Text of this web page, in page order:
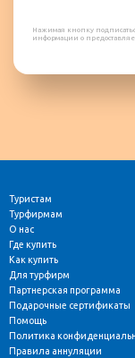
Нажимая кнопку
информации о
Туристам
Турфирмам
О нас
Где купить
Как купить
Для турфирм
Партнерская программа
Подарочные сертификаты
Помощь
Политика
Правила аннуляции